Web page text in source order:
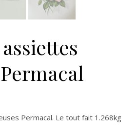
Permacal. Le tout fait 1.268kg